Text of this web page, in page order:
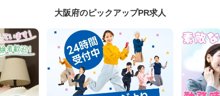
大阪府のピックアップPR求人